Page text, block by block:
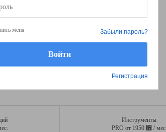
Инструменты
PRO от 1950 ⃏ / мес.
меня
Регистрация
Забыли пароль?